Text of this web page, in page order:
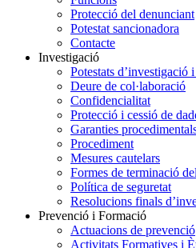
Protecció del denunciant
Potestat sancionadora
Contacte
Investigació
Potestats d’investigació
Deure de col·laboració
Confidencialitat
Protecció i cessió de
Garanties
Procediment
Mesures cautelars
Formes de terminació
Política de seguretat
Resolucions finals
Prevenció i Formació
Actuacions de prevenció
Activitats Formatives i